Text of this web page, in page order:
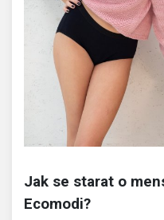
Jak se starat o
Ecomodi?